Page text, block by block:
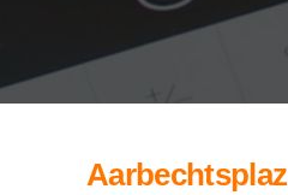
Aarbechtsplaz